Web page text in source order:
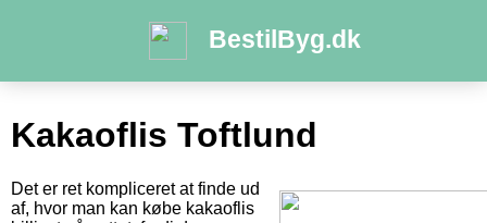
BestilByg.dk
Kakaoflis Toftlund
Det er ret kompliceret at finde ud
af, hvor man kan købe kakaoflis